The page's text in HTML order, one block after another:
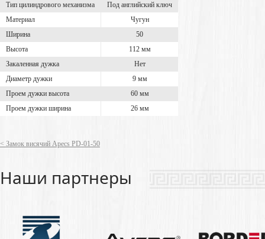
Тип цилиндрового механизма
Под английский ключ
Материал
Чугун
Ширина
50
Высота
112 мм
Закаленная дужка
Нет
Диаметр дужки
9 мм
Проем дужки высота
60 мм
Проем дужки ширина
26 мм
< Замок висячий Apecs PD-01-50
Наши партнеры